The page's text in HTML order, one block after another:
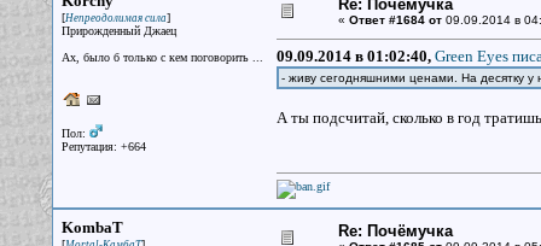
[Непреодолимая сила]
Прирожденный Джаец
Ах, было б только с кем поговорить ...
Пол:
Репутация: +664
Re: Почёмучка
« Ответ #1684 от09.09.2014 в
09.09.2014 в 01:02:40, Green Eyes
- живу сегодняшними ценами. На десятку у
А ты подсчитай, сколько в год
KombaT Re: Почёмучка